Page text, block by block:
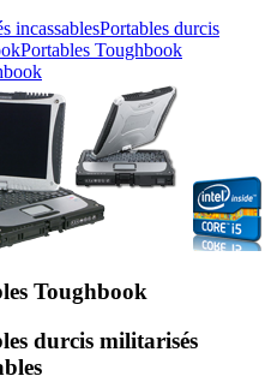
Portables durcis
Portables Toughbook
Toughbook
durcis militarisés